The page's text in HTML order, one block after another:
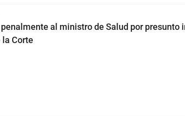
al ministro de Salud por presunto
la Corte